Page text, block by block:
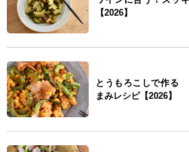
【2026】
とうもろこしで作る
まみレシピ【2026】